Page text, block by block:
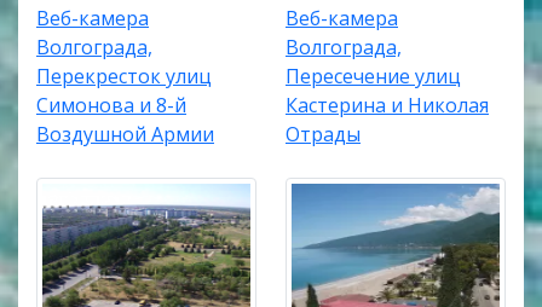
Веб-камера
Волгограда,
Перекресток улиц
Симонова и 8-й
Воздушной Армии
Веб-камера
Волгограда,
Пересечение улиц
Кастерина и Николая
Отрады